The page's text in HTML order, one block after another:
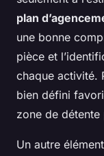
plan
une bonne
pièce et
chaque activité.
bien défini
zone de
Un autre